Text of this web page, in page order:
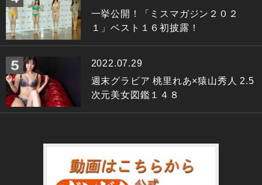
一挙公開！「ミスマガジン２０２
１」ベスト１６初披露！
2022.07.29
週末グラビア 桃里れあ×猿山秀人 2.5
次元美女図鑑１４８